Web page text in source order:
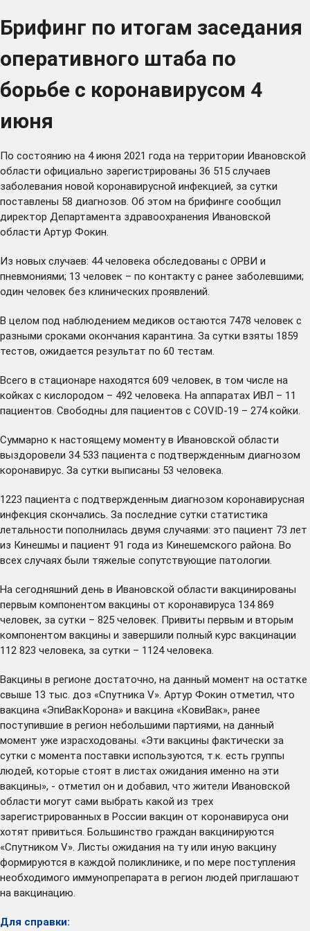
Брифинг по итогам заседания
оперативного штаба по
борьбе с коронавирусом 4
июня
По состоянию на 4 июня 2021 года на территории Ивановской
области официально зарегистрированы 36 515 случаев
заболевания новой коронавирусной инфекцией, за сутки
поставлены 58 диагнозов. Об этом на брифинге сообщил
директор Департамента здравоохранения Ивановской
области Артур Фокин.
Из новых случаев: 44 человека обследованы с ОРВИ и
пневмониями; 13 человек – по контакту с ранее заболевшими;
один человек без клинических проявлений.
В целом под наблюдением медиков остаются 7478 человек с
разными сроками окончания карантина. За сутки взяты 1859
тестов, ожидается результат по 60 тестам.
Всего в стационаре находятся 609 человек, в том числе на
койках с кислородом – 492 человека. На аппаратах ИВЛ – 11
пациентов. Свободны для пациентов с COVID-19 – 274 койки.
Суммарно к настоящему моменту в Ивановской области
выздоровели 34 533 пациента с подтвержденным диагнозом
коронавирус. За сутки выписаны 53 человека.
1223 пациента с подтвержденным диагнозом коронавирусная
инфекция скончались. За последние сутки статистика
летальности пополнилась двумя случаями: это пациент 73 лет
из Кинешмы и пациент 91 года из Кинешемского района. Во
всех случаях были тяжелые сопутствующие патологии.
На сегодняшний день в Ивановской области вакцинированы
первым компонентом вакцины от коронавируса 134 869
человек, за сутки – 825 человек. Привиты первым и вторым
компонентом вакцины и завершили полный курс вакцинации
112 823 человека, за сутки – 1124 человека.
Вакцины в регионе достаточно, на данный момент на остатке
свыше 13 тыс. доз «Спутника V». Артур Фокин отметил, что
вакцина «ЭпиВакКорона» и вакцина «КовиВак», ранее
поступившие в регион небольшими партиями, на данный
момент уже израсходованы. «Эти вакцины фактически за
сутки с момента поставки используются, т.к. есть группы
людей, которые стоят в листах ожидания именно на эти
вакцины», - отметил он и добавил, что жители Ивановской
области могут сами выбрать какой из трех
зарегистрированных в России вакцин от коронавируса они
хотят привиться. Большинство граждан вакцинируются
«Спутником V». Листы ожидания на ту или иную вакцину
формируются в каждой поликлинике, и по мере поступления
необходимого иммунопрепарата в регион людей приглашают
на вакцинацию.
Для справки: